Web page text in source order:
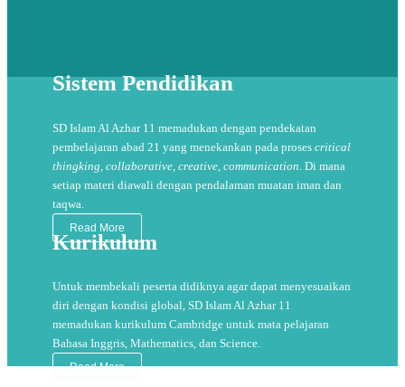
Sistem Pendidikan
SD Islam Al Azhar 11 memadukan dengan pendekatan
pembelajaran abad 21 yang menekankan pada proses critical
thingking, collaborative, creative, communication. Di mana
setiap materi diawali dengan pendalaman muatan iman dan
taqwa.
Read More
Kurikulum
Untuk membekali peserta didiknya agar dapat menyesuaikan
diri dengan kondisi global, SD Islam Al Azhar 11
memadukan kurikulum Cambridge untuk mata pelajaran
Bahasa Inggris, Mathematics, dan Science.
Read More